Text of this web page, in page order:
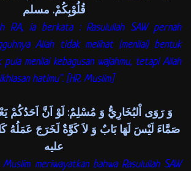
قُلُوْبِكُمْ. مسلم
RA, ia berkata : Rasulullah SAW pernah
Allah tidak melihat (menilai) bentuk
menilai kebagusan wajahmu, tetapi Allah
hatimu". [HR. Muslim]
وَ رَوَى اْلبُخَارِيُّ وَ مُسْلِمٌ: لَوْ اَنَّ
صَمَّاءَ لَيْسَ لَهَا بَابٌ وَ لاَ كَوَّةٌ لَخَرَجَ عَمَلُهُ
عليه
meriwayatkan bahwa Rasulullah SAW